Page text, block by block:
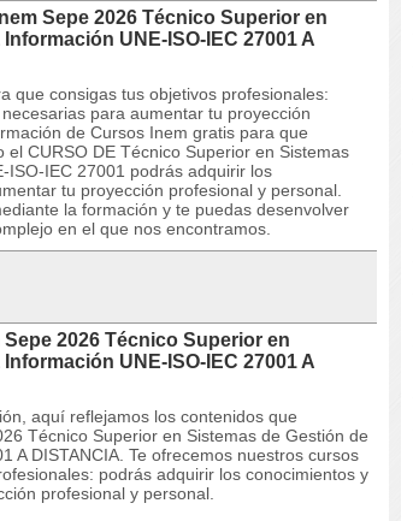
Sepe 2026 Técnico Superior en
UNE-ISO-IEC 27001 A
que consigas tus objetivos profesionales:
para aumentar tu proyección
de Cursos Inem gratis para que
CURSO DE Técnico Superior en Sistemas
ISO-IEC 27001 podrás adquirir los
tu proyección profesional y personal.
la formación y te puedas desenvolver
en el que nos encontramos.
2026 Técnico Superior en
UNE-ISO-IEC 27001 A
aquí reflejamos los contenidos que
Técnico Superior en Sistemas de Gestión de
A DISTANCIA. Te ofrecemos nuestros cursos
podrás adquirir los conocimientos y
profesional y personal.